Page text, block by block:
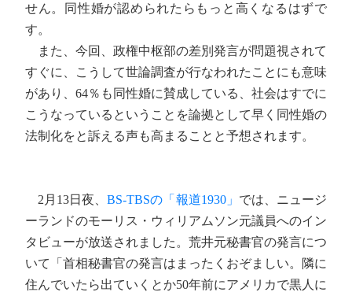
せん。同性婚が認められたらもっと高くなるはずで
す。
また、今回、政権中枢部の差別発言が問題視されて
すぐに、こうして世論調査が行なわれたことにも意味
があり、64％も同性婚に賛成している、社会はすでに
こうなっているということを論拠として早く同性婚の
法制化をと訴える声も高まることと予想されます。
2月13日夜、BS-TBSの「報道1930」 では、ニュージ
ーランドのモーリス・ウィリアムソン元議員へのイン
タビューが放送されました。荒井元秘書官の発言につ
いて「首相秘書官の発言はまったくおぞましい。隣に
住んでいたら出ていくとか50年前にアメリカで黒人に